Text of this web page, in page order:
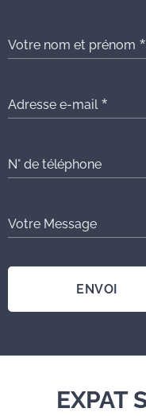
Votre nom et prénom
Adresse e-mail
N° de téléphone
Votre Message
ENVOI
EXPAT